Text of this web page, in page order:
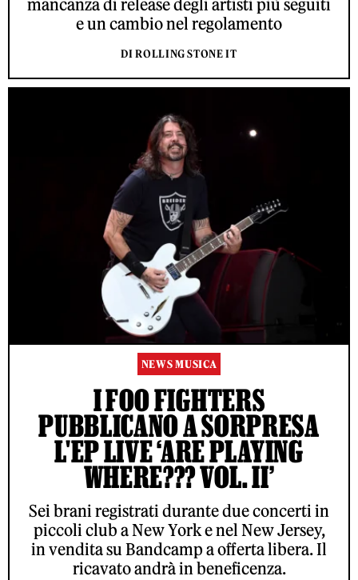
mancanza di release degli artisti più seguiti
e un cambio nel regolamento
DI ROLLING STONE IT
NEWS MUSICA
I FOO FIGHTERS
PUBBLICANO A SORPRESA
L'EP LIVE ‘ARE PLAYING
WHERE??? VOL. II’
Sei brani registrati durante due concerti in
piccoli club a New York e nel New Jersey,
in vendita su Bandcamp a offerta libera. Il
ricavato andrà in beneficenza.